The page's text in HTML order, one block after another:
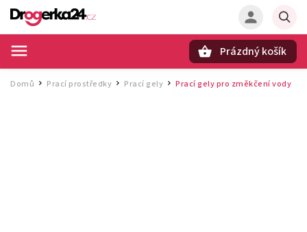
Prázdný košík
Domů / Prací prostředky / Prací gely / Prací gely pro změkčení vody